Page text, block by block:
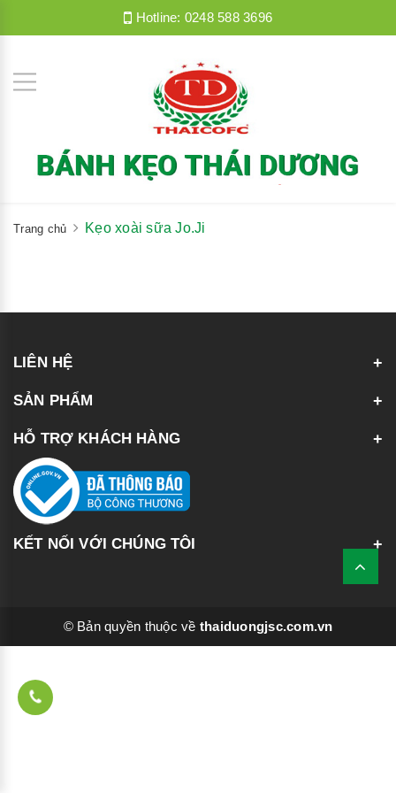
Hotline: 0248 588 3696
Trang chủ Kẹo xoài sữa Jo.Ji
LIÊN HỆ
SẢN PHẨM
HỖ TRỢ KHÁCH HÀNG
KẾT NỐI VỚI CHÚNG TÔI
© Bản quyền thuộc về thaiduongjsc.com.vn